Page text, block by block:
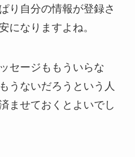
り自分の情報が登録さ
になりますよね。
セージももういらな
うないだろうという人
ませておくとよいでし